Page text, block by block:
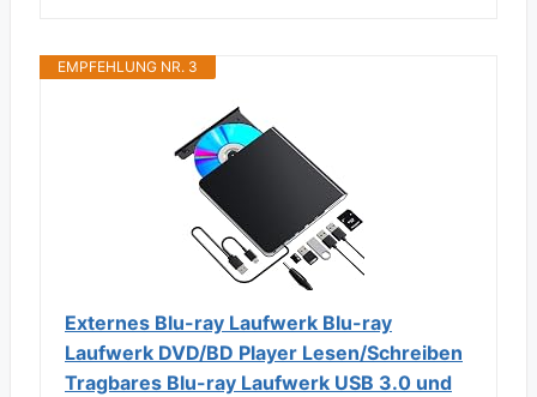
EMPFEHLUNG NR. 3
Externes Blu-ray Laufwerk Blu-ray
Laufwerk DVD/BD Player Lesen/Schreiben
Tragbares Blu-ray Laufwerk USB 3.0 und